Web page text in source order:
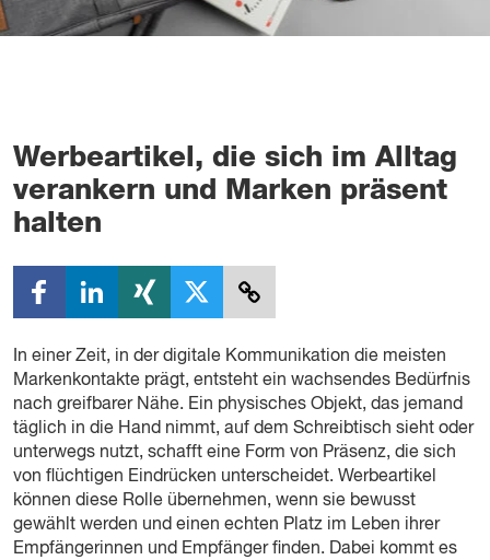
Werbeartikel, die sich im Alltag
verankern und Marken präsent
halten
In einer Zeit, in der digitale Kommunikation die meisten
Markenkontakte prägt, entsteht ein wachsendes Bedürfnis
nach greifbarer Nähe. Ein physisches Objekt, das jemand
täglich in die Hand nimmt, auf dem Schreibtisch sieht oder
unterwegs nutzt, schafft eine Form von Präsenz, die sich
von flüchtigen Eindrücken unterscheidet. Werbeartikel
können diese Rolle übernehmen, wenn sie bewusst
gewählt werden und einen echten Platz im Leben ihrer
Empfängerinnen und Empfänger finden. Dabei kommt es